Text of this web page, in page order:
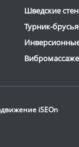
Шведские
Турник-
iSEOn